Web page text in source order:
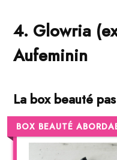
4. Glowria
Aufeminin
La box beauté
BOX BEAUTÉ